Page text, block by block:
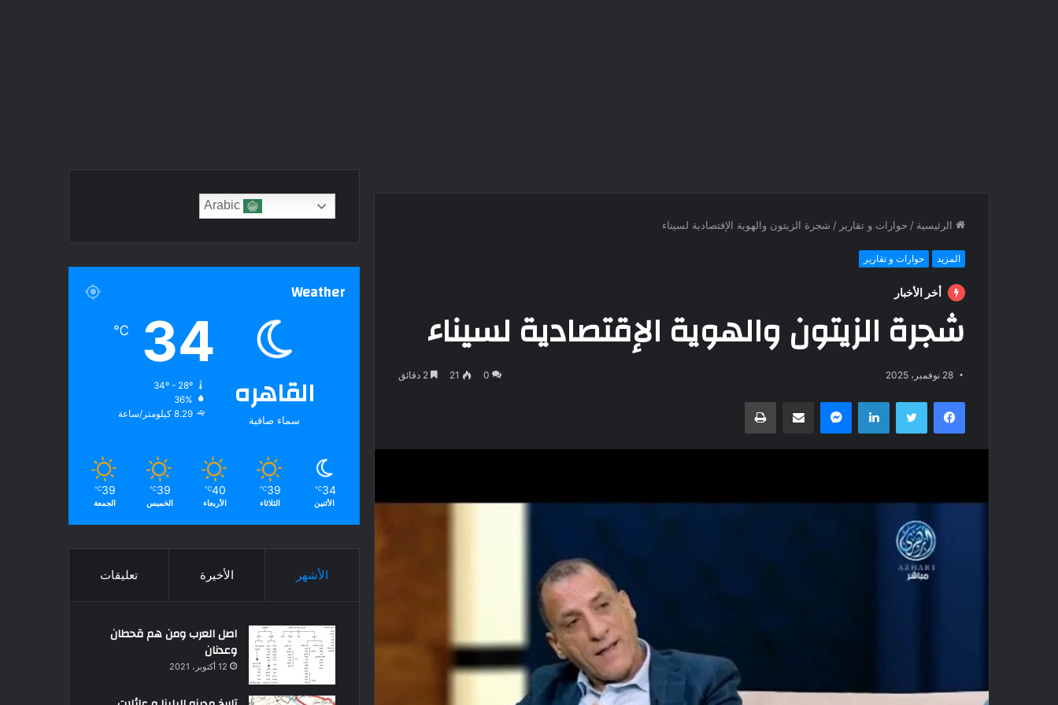
الرئيسية / حوارات و تقارير / شجرة الزيتون والهوية الإقتصادية لسيناء
المزيد حوارات و تقارير
أخر الأخبار
شجرة الزيتون والهوية الإقتصادية لسيناء
28 نوفمبر، 2025 0
21
فيسبوك تويتر لينكدإن ماسنجر مشاركة عبر البريد طباعة
Arabic
Weather
القاهره
سماء صافية
34
℃
34º - 28º
36%
8.29 كيلومتر/ساعة
34
℃
الأثنين
39
℃
الثلاثاء
40
℃
الأربعاء
39
℃
الخميس
39
℃
الجمعة
الأشهر الأخيرة تعليقات
اصل العرب ومن هم قحطان
وعدنان
12 أكتوبر، 2021